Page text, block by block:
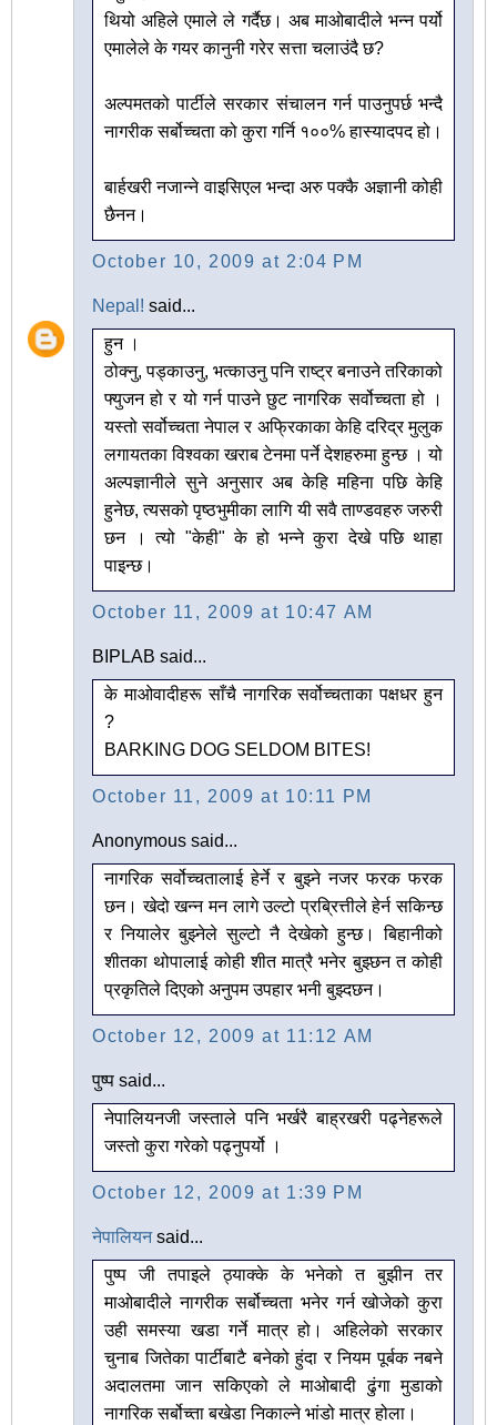
थियो अहिले एमाले ले गर्दैछ। अब माओबादीले भन्न पर्यो
एमालेले के गयर कानुनी गरेर सत्ता चलाउंदै छ?
अल्पमतको पार्टीले सरकार संचालन गर्न पाउनुपर्छ भन्दै
नागरीक सर्बोच्चता को कुरा गर्नि १००% हास्यादपद हो।
बार्हखरी नजान्ने वाइसिएल भन्दा अरु पक्कै अज्ञानी कोही
छैनन।
October 10, 2009 at 2:04 PM
Nepal! said...
हुन ।
ठोक्नु, पड्काउनु, भत्काउनु पनि राष्ट्र बनाउने तरिकाको
फ्युजन हो र यो गर्न पाउने छुट नागरिक सर्वोच्चता हो ।
यस्तो सर्वोच्चता नेपाल र अफ्रिकाका केहि दरिद्र मुलुक
लगायतका विश्वका खराब टेनमा पर्ने देशहरुमा हुन्छ । यो
अल्पज्ञानीले सुने अनुसार अब केहि महिना पछि केहि
हुनेछ, त्यसको पृष्ठभुमीका लागि यी सवै ताण्डवहरु जरुरी
छन । त्यो "केही" के हो भन्ने कुरा देखे पछि थाहा
पाइन्छ।
October 11, 2009 at 10:47 AM
BIPLAB said...
के माओवादीहरू साँचै नागरिक सर्वोच्चताका पक्षधर हुन
?
BARKING DOG SELDOM BITES!
October 11, 2009 at 10:11 PM
Anonymous said...
नागरिक सर्वोच्चतालाई हेर्ने र बुझ्ने नजर फरक फरक
छन। खेदो खन्न मन लागे उल्टो प्रब्रित्तीले हेर्न सकिन्छ
र नियालेर बुझ्नेले सुल्टो नै देखेको हुन्छ। बिहानीको
शीतका थोपालाई कोही शीत मात्रै भनेर बुझ्छन त कोही
प्रकृतिले दिएको अनुपम उपहार भनी बुझ्दछन।
October 12, 2009 at 11:12 AM
पुष्प said...
नेपालियनजी जस्ताले पनि भर्खरै बाह्रखरी पढ्नेहरूले
जस्तो कुरा गरेको पढ्नुपर्यो ।
October 12, 2009 at 1:39 PM
नेपालियनsaid...
पुष्प जी तपाइले ठ्याक्के के भनेको त बुझीन तर
माओबादीले नागरीक सर्बोच्चता भनेर गर्न खोजेको कुरा
उही समस्या खडा गर्ने मात्र हो। अहिलेको सरकार
चुनाब जितेका पार्टीबाटै बनेको हुंदा र नियम पूर्बक नबने
अदालतमा जान सकिएको ले माओबादी ढुंगा मुडाको
नागरिक सर्बोच्ता बखेडा निकाल्ने भांडो मात्र होला।